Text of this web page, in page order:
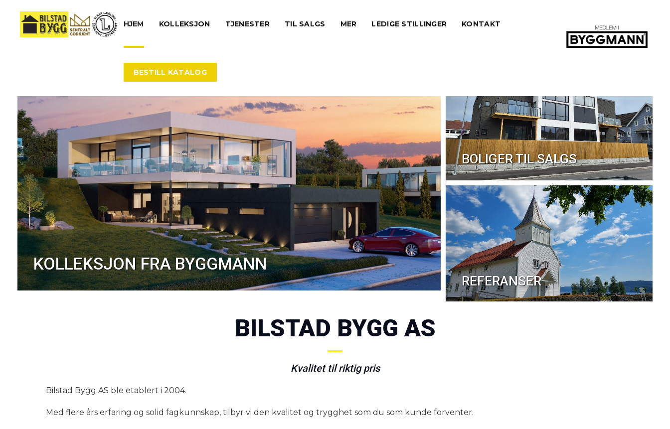
HJEM KOLLEKSJON TJENESTER TIL SALGS MER LEDIGE STILLINGER KONTAKT
BESTILL KATALOG
KOLLEKSJON FRA BYGGMANN
BOLIGER TIL SALGS
REFERANSER
BILSTAD BYGG AS
Kvalitet til riktig pris
Bilstad Bygg AS ble etablert i 2004.
Med flere års erfaring og solid fagkunnskap, tilbyr vi den kvalitet og trygghet som du som kunde forventer.